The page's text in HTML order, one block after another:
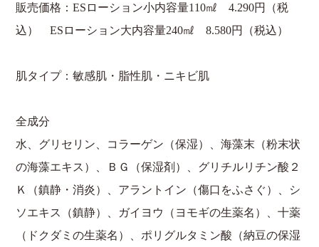
販売価格：ES ローション小内容量110㎖4.290円（税
込）ES ローション大内容量240㎖8.580円（税込）
肌タイプ：敏感肌・脂性肌・ニキビ肌
全成分
水、グリセリン、コラーゲン（保湿）、海藻末（粉末状
の海藻エキス）、ＢＧ（保湿剤）、グリチルリチン酸２
Ｋ（鎮静・消炎）、アラントイン（傷口をふさぐ）、シ
ソエキス（鎮静）、ガイヨウ（ヨモギの生薬名）、十薬
（ドクダミの生薬名）、ポリグルタミン酸（納豆の保湿